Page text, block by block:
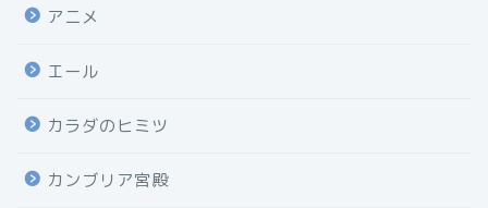
アニメ
エール
カラダのヒミツ
カンブリア宮殿